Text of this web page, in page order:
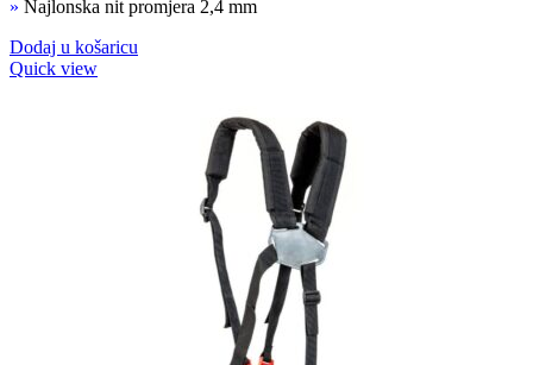
» Najlonska nit promjera 2,4 mm
Dodaj u košaricu
Quick view